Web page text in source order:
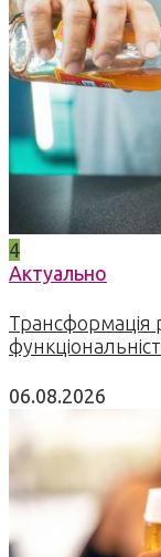
4
Актуально
Трансформація
06.08.2026